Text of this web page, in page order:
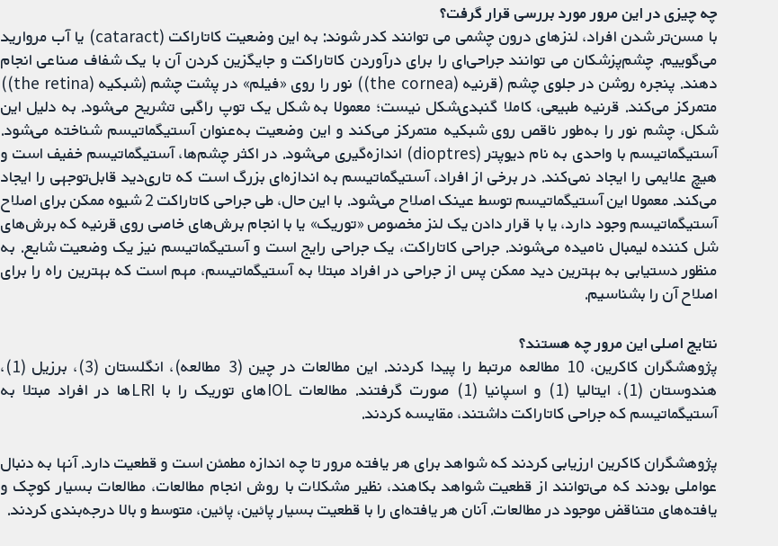
چه چیزی در این مرور مورد بررسی قرار گرفت؟
با مسن‌تر شدن افراد، لنزهای درون چشمی می توانند کدر شوند: به این وضعیت کاتاراکت (cataract) یا آب مروارید
می‌گوییم. چشم‌پزشکان می توانند جراحی‌ای را برای درآوردن کاتاراکت و جایگزین کردن آن با یک شفاف صناعی انجام
دهند. پنجره روشن در جلوی چشم (قرنیه (the cornea)) نور را روی «فیلم» در پشت چشم (شبکیه (the retina))
متمرکز می‌کند. قرنیه طبیعی، کاملا گنبدی‌شکل نیست؛ معمولا به شکل یک توپ راگبی تشریح می‌شود. به ‌دلیل این
شکل، چشم نور را به‌طور ناقص روی شبکیه متمرکز می‌کند و این وضعیت به‌عنوان آستیگماتیسم شناخته می‌شود.
آستیگماتیسم با واحدی به نام دیوپتر (dioptres) اندازه‌گیری می‌شود. در اکثر چشم‌ها، آستیگماتیسم خفیف است و
هیچ علایمی را ایجاد نمی‌کند. در برخی از افراد، آستیگماتیسم به اندازه‌ای بزرگ است که تاری‌دید قابل‌توجهی را ایجاد
می‌کند. معمولا این آستیگماتیسم توسط عینک اصلاح می‌شود. با این حال، طی جراحی کاتاراکت 2 شیوه ممکن برای اصلاح
آستیگماتیسم وجود دارد، یا با قرار دادن یک لنز مخصوص «توریک» یا با انجام برش‌های خاصی روی قرنیه که برش‌های
شل کننده لیمبال نامیده می‌شوند. جراحی کاتاراکت، یک جراحی رایج است و آستیگماتیسم نیز یک وضعیت شایع. به
منظور دستیابی به بهترین دید ممکن پس از جراحی در افراد مبتلا به آستیگماتیسم، مهم است که بهترین راه را برای
اصلاح آن را بشناسیم.
نتایج اصلی این مرور چه هستند؟
پژوهشگران کاکرین، 10 مطالعه مرتبط را پیدا کردند. این مطالعات در چین (3 مطالعه)، انگلستان (3)، برزیل (1)،
هندوستان (1)، ایتالیا (1) و اسپانیا (1) صورت گرفتند. مطالعات IOLهای توریک را با LRIها در افراد مبتلا به
آستیگماتیسم که جراحی کاتاراکت داشتند، مقایسه کردند.
پژوهشگران کاکرین ارزیابی کردند که شواهد برای هر یافته مرور تا چه اندازه مطمئن است و قطعیت دارد. آنها به دنبال
عواملی بودند که می‌توانند از قطعیت شواهد بکاهند، نظیر مشکلات با روش انجام مطالعات، مطالعات بسیار کوچک و
یافته‌های متناقض موجود در مطالعات. آنان هر یافته‌ای را با قطعیت بسیار پائین، پائین، متوسط و بالا درجه‌بندی کردند.